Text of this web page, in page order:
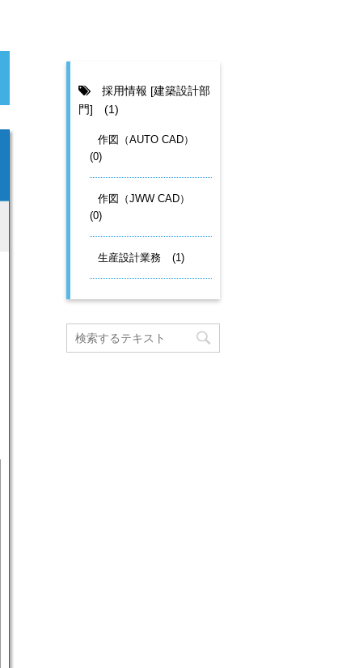
採用情報 [建築設計部
門]
(1)
作図（AUTO CAD）
(0)
作図（JWW CAD）
(0)
生産設計業務 (1)